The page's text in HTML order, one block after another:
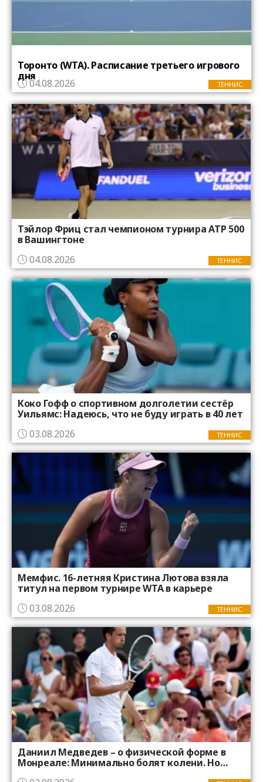
ТЕННИС
Торонто (WTA). Расписание третьего игрового
дня
04.08.2026
ТЕННИС
Тэйлор Фриц стал чемпионом турнира ATP 500
в Вашингтоне
04.08.2026
ТЕННИС
Коко Гофф о спортивном долголетии сестёр
Уильямс: Надеюсь, что не буду играть в 40 лет
03.08.2026
ТЕННИС
Мемфис. 16-летняя Кристина Лютова взяла
титул на первом турнире WTA в карьере
03.08.2026
Даниил Медведев – о физической форме в
Монреале: Минимально болят колени. Но